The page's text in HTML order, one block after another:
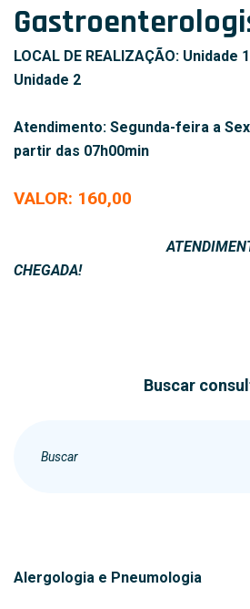
LOCAL DE REALIZAÇÃO: Unidade
Unidade 2
Atendimento: Segunda-feira a
partir das 07h00min
VALOR: 160,00
ATENDIMENTO POR
CHEGADA!
Buscar
Alergologia e Pneumologia